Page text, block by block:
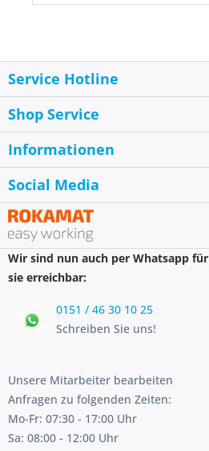
Service Hotline
Shop Service
Informationen
Social Media
Wir sind nun auch per Whatsapp für
sie erreichbar:
0151 / 46 30 10 25
Schreiben Sie uns!
Unsere Mitarbeiter bearbeiten
Anfragen zu folgenden Zeiten:
Mo-Fr: 07:30 - 17:00 Uhr
Sa: 08:00 - 12:00 Uhr